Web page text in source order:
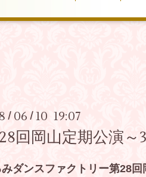
/ 06 / 10 19:07
回岡山定期公演～
みダンスファクトリー第28